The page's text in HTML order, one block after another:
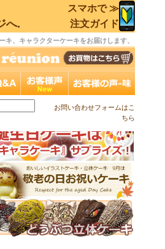
へ.
スマホで ≫
注文ガイド
キ、キャラクターケーキをお届けします、
お問い合わせフォームはこ
ちら